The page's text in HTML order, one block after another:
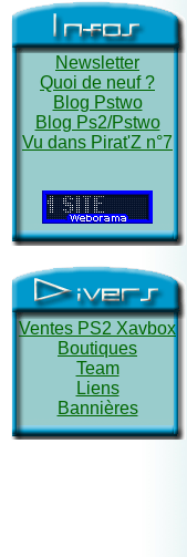
Newsletter
Quoi de neuf ?
Blog Pstwo
Blog Ps2/Pstwo
Vu dans Pirat'Z n°7
Ventes PS2 Xavbox
Boutiques
Team
Liens
Bannières